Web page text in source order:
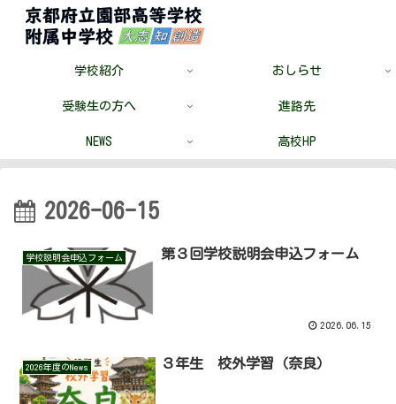
学校紹介 おしらせ
受験生の方へ 進路先
NEWS 高校HP
2026-06-15
学校説明会申込フォーム 第３回学校説明会申込フォーム
2026.06.15
2026年度のNews ３年生 校外学習（奈良）